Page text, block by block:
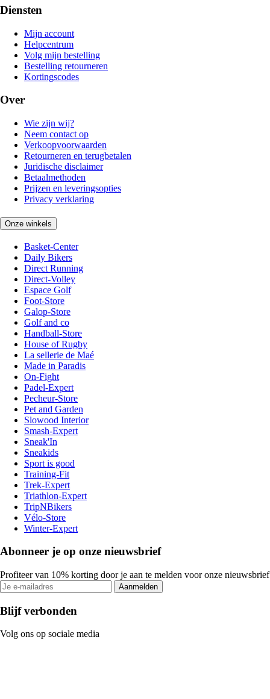
Diensten
Mijn account
Helpcentrum
Volg mijn bestelling
Bestelling retourneren
Kortingscodes
Over
Wie zijn wij?
Neem contact op
Verkoopvoorwaarden
Retourneren en terugbetalen
Juridische disclaimer
Betaalmethoden
Prijzen en leveringsopties
Privacy verklaring
Onze winkels
Basket-Center
Daily Bikers
Direct Running
Direct-Volley
Espace Golf
Foot-Store
Galop-Store
Golf and co
Handball-Store
House of Rugby
La sellerie de Maé
Made in Paradis
On-Fight
Padel-Expert
Pecheur-Store
Pet and Garden
Slowood Interior
Smash-Expert
Sneak'In
Sneakids
Sport is good
Training-Fit
Trek-Expert
Triathlon-Expert
TripNBikers
Vélo-Store
Winter-Expert
Abonneer je op onze nieuwsbrief
Profiteer van 10% korting door je aan te melden voor onze nieuwsbrief
Aanmelden
Blijf verbonden
Volg ons op sociale media